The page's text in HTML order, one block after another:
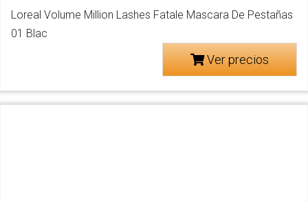
Loreal Volume Million Lashes Fatale Mascara De Pestañas
01 Blac
Ver precios